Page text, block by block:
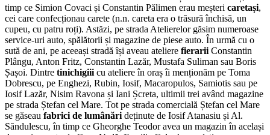
timp ce Simion Covaci și Constantin Pălimen erau meșteri caretași,
cei care confecționau carete (n.n. careta era o trăsură închisă, un
cupeu, cu patru roți). Astăzi, pe strada Atelierelor găsim numeroase
service-uri auto, spălătorii și magazine de piese auto. În urmă cu o
sută de ani, pe aceeași stradă își aveau ateliere fierarii Constantin
Plângu, Anton Fritz, Constantin Lazăr, Mustafa Suliman sau Boris
Șașoi. Dintre tinichigiii cu ateliere în oraș îi menționăm pe Toma
Dobrescu, pe Enghezi, Rubin, Iosif, Macaropulos, Samiotis sau pe
Iosif Lazăr, Nisim Ravona și Iani Șcreta, ultimii trei având magazine
pe strada Ștefan cel Mare. Tot pe strada comercială Ștefan cel Mare
se găseau fabrici de lumânări deținute de Iosif Atanasiu și Al.
Săndulescu, în timp ce Gheorghe Teodor avea un magazin în același